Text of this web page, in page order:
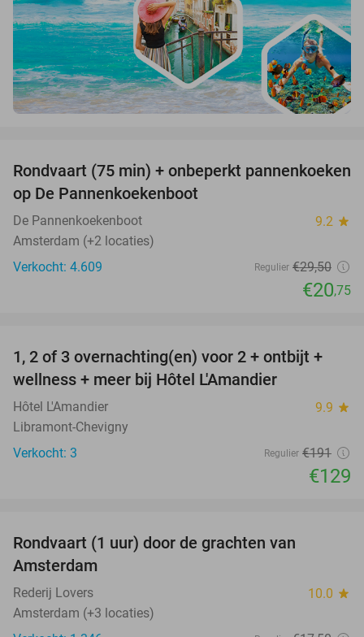
30%
Rondvaart (75 min) + onbeperkt pannenkoeken
op De Pannenkoekenboot
De Pannenkoekenboot 9.2 star
Amsterdam (+2 locaties)
Verkocht: 4.609
Regulier €29,50
€20,75
32%
TODAY
1, 2 of 3 overnachting(en) voor 2 + ontbijt +
wellness + meer bij Hôtel L'Amandier
Hôtel L'Amandier 9.9 star
Libramont-Chevigny
Verkocht: 3
Regulier €191
€129
Rondvaart (1 uur) door de grachten van
Amsterdam
Rederij Lovers 10.0 star
Amsterdam (+3 locaties)